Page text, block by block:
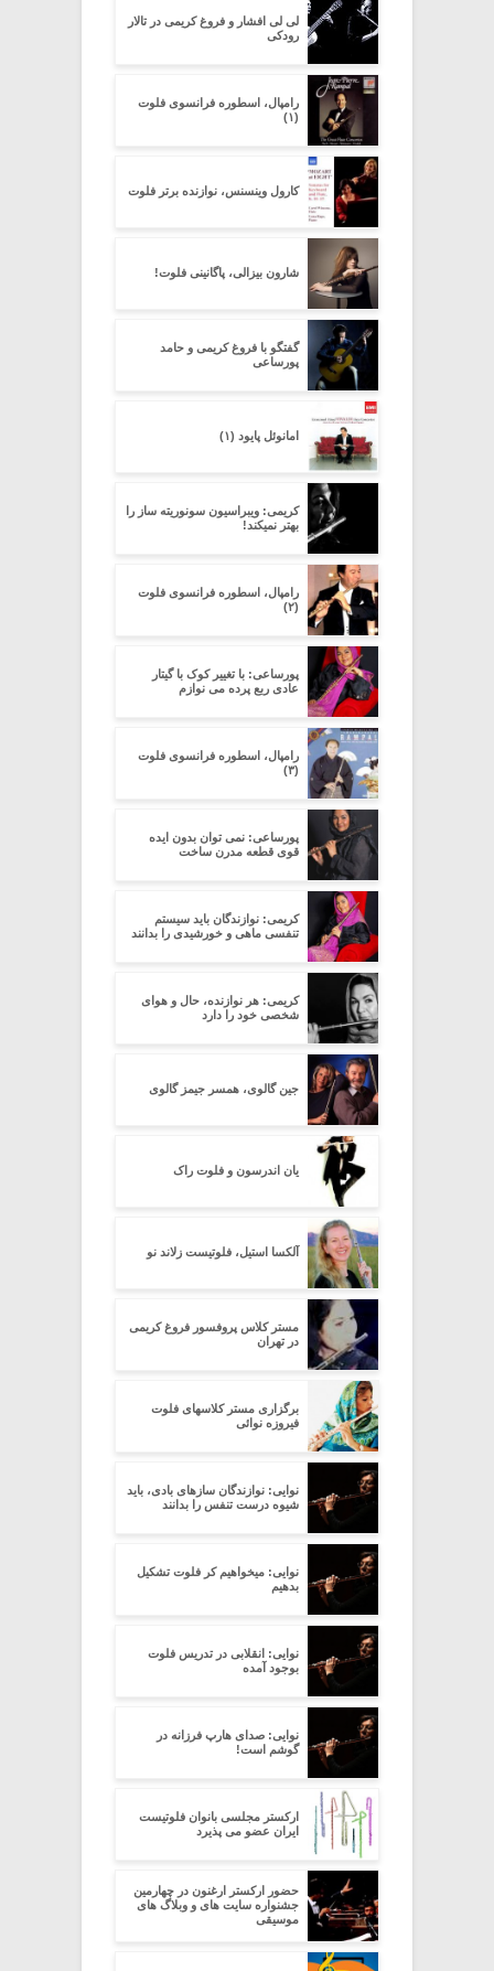
لی لی افشار و فروغ کریمی در تالار
رودکی
رامپال، اسطوره فرانسوی فلوت
(۱)
کارول وینسنس، نوازنده برتر فلوت
شارون بیزالی، پاگانینی فلوت!
گفتگو با فروغ کریمی و حامد
پورساعی
امانوئل پایود (۱)
کریمی: ویبراسیون سونوریته ساز را
بهتر نمیکند!
رامپال، اسطوره فرانسوی فلوت
(۲)
پورساعی: با تغییر کوک با گیتار
عادی ربع پرده می نوازم
رامپال، اسطوره فرانسوی فلوت
(۳)
پورساعی: نمی توان بدون ایده
قوی قطعه مدرن ساخت
کریمی: نوازندگان باید سیستم
تنفسی ماهی و خورشیدی را بدانند
کریمی: هر نوازنده، حال و هوای
شخصی خود را دارد
جین گالوی، همسر جیمز گالوی
یان اندرسون و فلوت راک
آلکسا استیل، فلوتیست زلاند نو
مستر کلاس پروفسور فروغ کریمی
در تهران
برگزاری مستر کلاسهای فلوت
فیروزه نوائی
نوایی: نوازندگان سازهای بادی، باید
شیوه درست تنفس را بدانند
نوایی: میخواهیم کر فلوت تشکیل
بدهیم
نوایی: انقلابی در تدریس فلوت
بوجود آمده
نوایی: صدای هارپ فرزانه در
گوشم است!
ارکستر مجلسی بانوان فلوتیست
ایران عضو می پذیرد
حضور ارکستر ارغنون در چهارمین
جشنواره سایت های و وبلاگ های
موسیقی